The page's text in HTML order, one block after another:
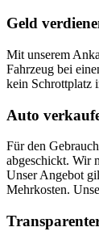
Geld
Mit unserem
Fahrzeug bei
kein Schrottplatz
Auto
Für den
abgeschickt. Wir
Unser Angebot
Mehrkosten.